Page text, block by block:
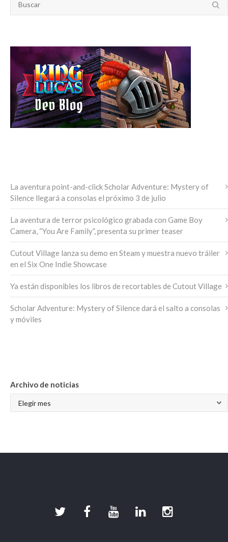
La aventura point-and-click Scholar Adventure: Mystery of
Silence llegará a consolas el próximo 3 de julio
La aventura de terror psicológico grabada con Game Boy
Camera, “You Are Family”, presenta su primer teaser
Cutout Village lanza su demo en Steam y muestra nuevo tráiler
en el Six One Indie Showcase
Ya están disponibles los libros de recortables de Cutout Village
Scholar Adventure: Mystery of Silence dará el salto a consolas
y móviles
Archivo de noticias